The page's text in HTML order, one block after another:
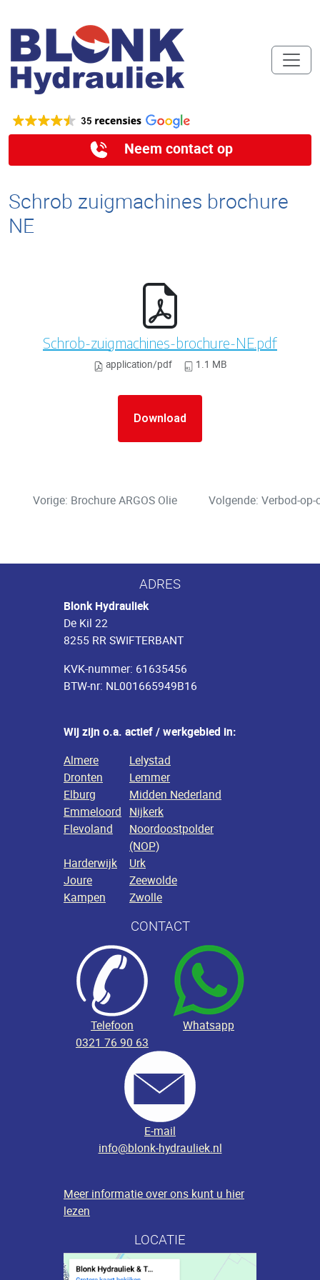
Neem contact op
Schrob zuigmachines brochure
NE
Schrob-zuigmachines-brochure-NE.pdf
application/pdf 1.1 MB
Download
Vorige: Brochure ARGOS Olie Volgende: Verbod-
ADRES
Blonk Hydrauliek
De Kil 22
8255 RR SWIFTERBANT
KVK-nummer: 61635456
BTW-nr: NL001665949B16
Wij zijn o.a. actief / werkgebied in:
Almere
Lelystad
Dronten
Lemmer
Elburg
Midden Nederland
Emmeloord Nijkerk
Flevoland
Noordoostpolder
(NOP)
Harderwijk
Urk
Joure
Zeewolde
Kampen
Zwolle
CONTACT
Telefoon
Whatsapp
0321 76 90 63
E-mail
info@blonk-hydrauliek.nl
Meer informatie over ons kunt u hier
lezen
LOCATIE